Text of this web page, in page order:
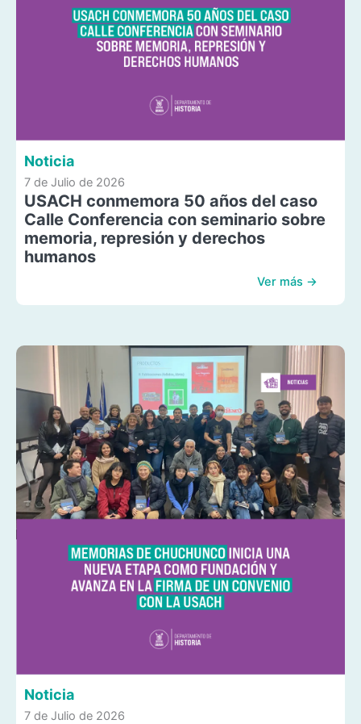
Noticia
7 de Julio de 2026
USACH conmemora 50 años del caso
Calle Conferencia con seminario sobre
memoria, represión y derechos
humanos
Ver más →
Noticia
7 de Julio de 2026